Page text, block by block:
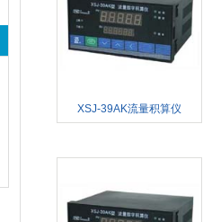
XSJ-39AK流量积算仪